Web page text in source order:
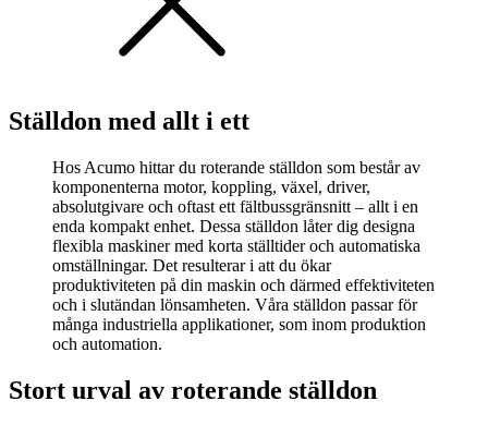
Ställdon med allt i ett
Hos Acumo hittar du roterande ställdon som består av
komponenterna motor, koppling, växel, driver,
absolutgivare och oftast ett fältbussgränsnitt – allt i en
enda kompakt enhet. Dessa ställdon låter dig designa
flexibla maskiner med korta ställtider och automatiska
omställningar. Det resulterar i att du ökar
produktiviteten på din maskin och därmed effektiviteten
och i slutändan lönsamheten. Våra ställdon passar för
många industriella applikationer, som inom produktion
och automation.
Stort urval av roterande ställdon